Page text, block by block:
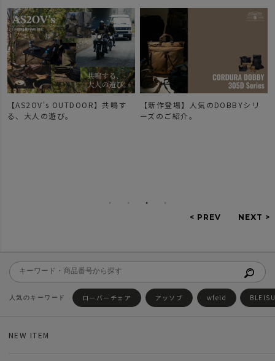
【AS2OV's OUTDOOR】共鳴す
る、大人の遊び。
【新作登場】人気のDOBBYシリ
ーズのご紹介。
ローバーチェア アッソブ wfeld
NEW ITEM